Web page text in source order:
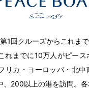
1回クルーズからこれま
れまでに10万人がピー
リカ・ヨーロッパ・北中
、200以上の港を訪問。